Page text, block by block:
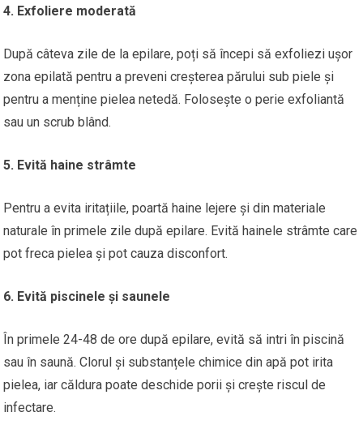
4. Exfoliere moderată
După câteva zile de la epilare, poți să începi să exfoliezi ușor
zona epilată pentru a preveni creșterea părului sub piele și
pentru a menține pielea netedă. Folosește o perie exfoliantă
sau un scrub blând.
5. Evită haine strâmte
Pentru a evita iritațiile, poartă haine lejere și din materiale
naturale în primele zile după epilare. Evită hainele strâmte care
pot freca pielea și pot cauza disconfort.
6. Evită piscinele și saunele
În primele 24-48 de ore după epilare, evită să intri în piscină
sau în saună. Clorul și substanțele chimice din apă pot irita
pielea, iar căldura poate deschide porii și crește riscul de
infectare.